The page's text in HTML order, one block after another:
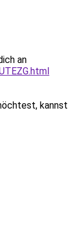
an
kannst